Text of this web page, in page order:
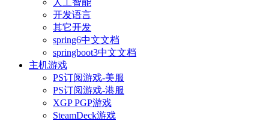
人工智能
开发语言
其它开发
spring6中文文档
springboot3中文文档
主机游戏
PS订阅游戏-美服
PS订阅游戏-港服
XGP PGP游戏
SteamDeck游戏